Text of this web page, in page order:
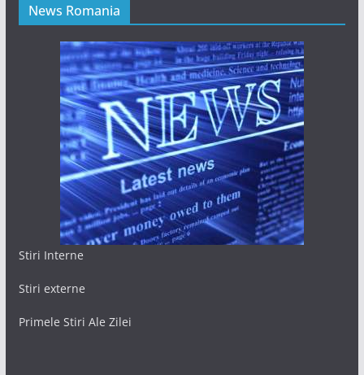
News Romania
Stiri Interne
Stiri externe
Primele Stiri Ale Zilei